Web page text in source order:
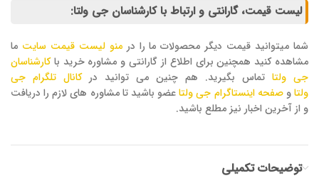
لیست قیمت، گارانتی و ارتباط با کارشناسان جی ولتا:
شما میتوانید قیمت دیگر محصولات ما را درمنو لیست قیمت سایت ما
مشاهده کنید همچنین برای اطلاع از گارانتی و مشاوره خرید باکارشناسان
جی ولتا تماس بگیرید. هم چنین می توانید درکانال تلگرام جی
ولتاوصفحه اینستاگرام جی ولتاعضو باشید تا مشاوره های لازم را دریافت
و از آخرین اخبار نیز مطلع باشید.
توضیحات تکمیلی